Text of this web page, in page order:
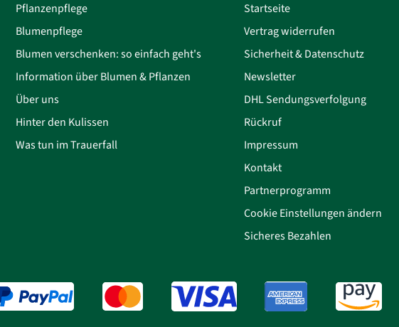
Pflanzenpflege
Blumenpflege
Blumen verschenken: so einfach geht's
Information über Blumen & Pflanzen
Über uns
Hinter den Kulissen
Was tun im Trauerfall
Startseite
Vertrag widerrufen
Sicherheit & Datenschutz
Newsletter
DHL Sendungsverfolgung
Rückruf
Impressum
Kontakt
Partnerprogramm
Cookie Einstellungen ändern
Sicheres Bezahlen